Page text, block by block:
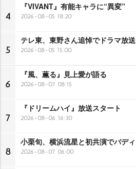
4
『VIVANT』有能キャラに“異変”
2026-08-05 18:20
5
テレ東、東野さん追悼でドラマ放送
2026-08-05 15:00
6
『風、薫る』見上愛が語る
2026-08-07 08:15
7
『ドリームハイ』放送スタート
2026-08-06 16:30
8
小栗旬、横浜流星と初共演でバディ
2026-08-07 06:00